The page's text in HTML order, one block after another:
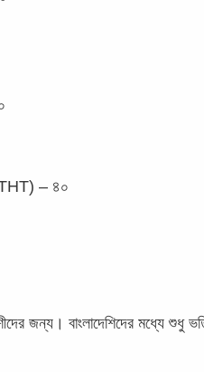
– ৪০
জন্য। বাংলাদেশিদের মধ্যে শুধু